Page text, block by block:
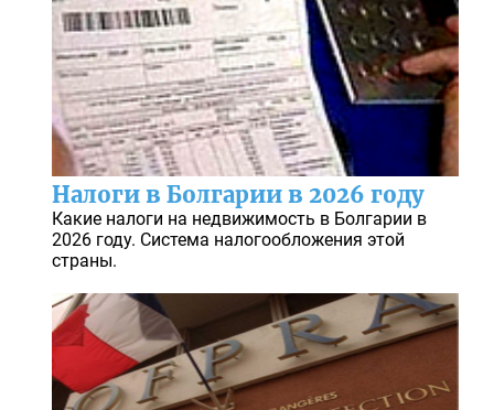
Налоги в Болгарии в 2026 году
Какие налоги на недвижимость в Болгарии в
2026 году. Система налогообложения этой
страны.